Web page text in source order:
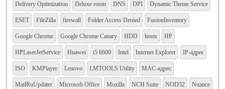
Delivery Optimization Deluxe room DNS DPI Dynamic Theme Service
ESET FileZilla firewall Folder Access Denied FusionInventory
Google Chrome Google Chrome Canary HDD hosts HP
HPLaserJetService Huawei i5 6600 Intel Internet Explorer IP-адрес
ISO KMPlayer Lenovo LMTOOLS Utility MAC-адрес
MailRuUpdater Microsoft Office Mozilla NCH Suite NOD32 Nuance